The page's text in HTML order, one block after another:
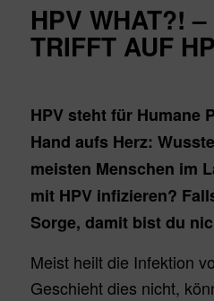
HPV WHAT?!
TRIFFT AUF
HPV steht für Humane
Hand aufs Herz:
meisten Menschen im
mit HPV infizieren?
Sorge, damit bist du
Meist heilt die Infektion
Geschieht dies nicht,